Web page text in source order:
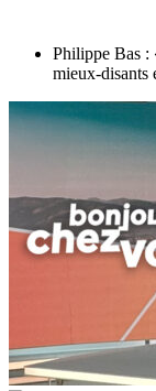
Philippe Bas :
mieux-disants